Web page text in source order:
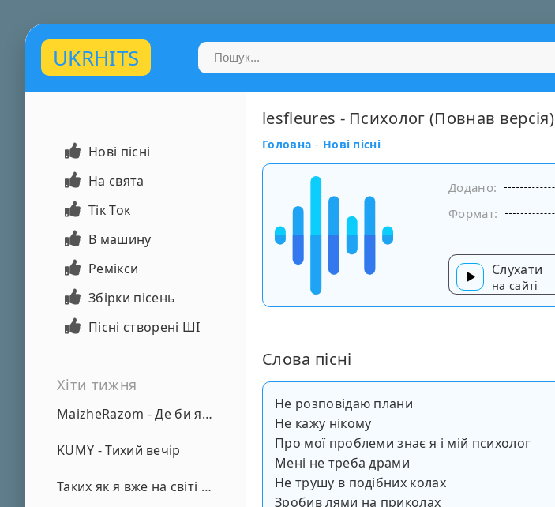
UKRHITS
Нові пісні
На свята
Тік Ток
В машину
Ремікси
Збірки пісень
Пісні створені ШІ
Хіти тижня
MaizheRazom - Де би я не був
KUMY - Тихий вечір
Таких як я вже на світі нема - А. Малярник
lesfleures - Психолог (Повнав версія)
Головна - Нові пісні
Додано:
Формат:
Слухати
на сайті
Слова пісні
Не розповідаю плани
Не кажу нікому
Про мої проблеми знає я і мій психолог
Мені не треба драми
Не трушу в подібних колах
Зробив лями на приколах